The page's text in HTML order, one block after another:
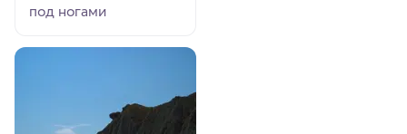
под ногами